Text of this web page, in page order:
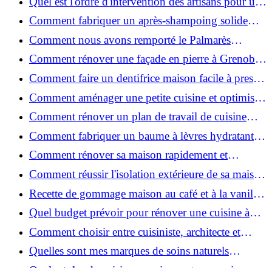
rénovation ?
Comment fabriquer un après-shampoing solide
naturel pour cheveux ?
Comment nous avons remporté le Palmarès
(Ré)HABITER 2025 : les coulisses du projet primé
?
Comment rénover une façade en pierre à Grenoble
: techniques, coûts et conseils
Comment faire un dentifrice maison facile à presser
?
Comment aménager une petite cuisine et optimiser
chaque centimètre carré ?
Comment rénover un plan de travail de cuisine
facilement : guide étape par étape
Comment fabriquer un baume à lèvres hydratant et
naturel au suif ?
Comment rénover sa maison rapidement et
efficacement ?
Comment réussir l'isolation extérieure de sa maison
pour une rénovation performante et durable ?
Recette de gommage maison au café et à la vanille
pour une peau douce
Quel budget prévoir pour rénover une cuisine à
Voiron en 2026 : coûts et aides locales ?
Comment choisir entre cuisiniste, architecte et
contractant général à Voiron ?
Quelles sont mes marques de soins naturels
préférées ?